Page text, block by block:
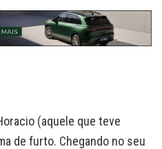
(aquele que teve
de furto. Chegando no seu